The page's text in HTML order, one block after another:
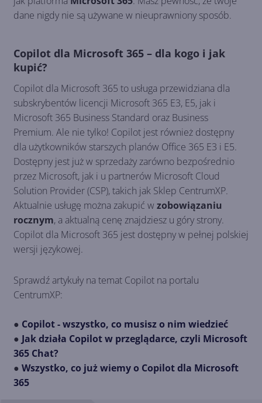
dane nigdy nie są używane w nieuprawniony sposób.
Copilot dla Microsoft 365 – dla kogo i jak
kupić?
Copilot dla Microsoft 365 to usługa przewidziana dla
subskrybentów licencji Microsoft 365 E3, E5, jak i
Microsoft 365 Business Standard oraz Business
Premium. Ale nie tylko! Copilot jest również dostępny
dla użytkowników starszych planów Office 365 E3 i E5.
Dostępny jest już w sprzedaży zarówno bezpośrednio
przez Microsoft, jak i u partnerów Microsoft Cloud
Solution Provider (CSP), takich jak Sklep CentrumXP.
Aktualnie usługę można zakupić w zobowiązaniu
rocznym, a aktualną cenę znajdziesz u góry strony.
Copilot dla Microsoft 365 jest dostępny w pełnej polskiej
wersji językowej.
Sprawdź artykuły na temat Copilot na portalu
CentrumXP:
● Copilot - wszystko, co musisz o nim wiedzieć
● Jak działa Copilot w przeglądarce, czyli Microsoft
365 Chat?
● Wszystko, co już wiemy o Copilot dla Microsoft
365